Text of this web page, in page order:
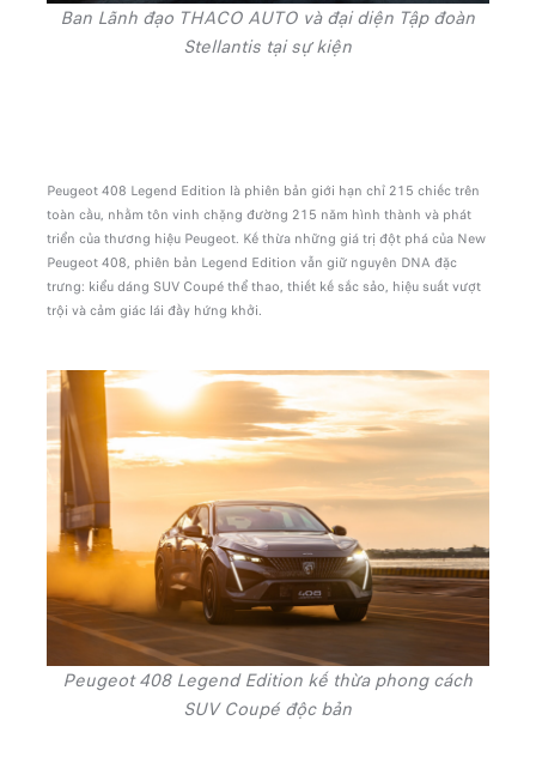
Ban Lãnh đạo THACO AUTO và đại diện Tập đoàn
Stellantis tại sự kiện
Peugeot 408 Legend Edition là phiên bản giới hạn chỉ 215 chiếc trên
toàn cầu, nhằm tôn vinh chặng đường 215 năm hình thành và phát
triển của thương hiệu Peugeot. Kế thừa những giá trị đột phá của New
Peugeot 408, phiên bản Legend Edition vẫn giữ nguyên DNA đặc
trưng: kiểu dáng SUV Coupé thể thao, thiết kế sắc sảo, hiệu suất vượt
trội và cảm giác lái đầy hứng khởi.
Peugeot 408 Legend Edition kế thừa phong cách
SUV Coupé độc bản